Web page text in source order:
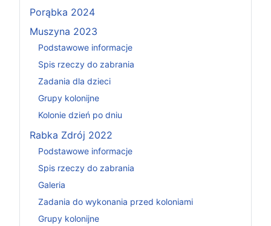
Porąbka 2024
Muszyna 2023
Podstawowe informacje
Spis rzeczy do zabrania
Zadania dla dzieci
Grupy kolonijne
Kolonie dzień po dniu
Rabka Zdrój 2022
Podstawowe informacje
Spis rzeczy do zabrania
Galeria
Zadania do wykonania przed koloniami
Grupy kolonijne